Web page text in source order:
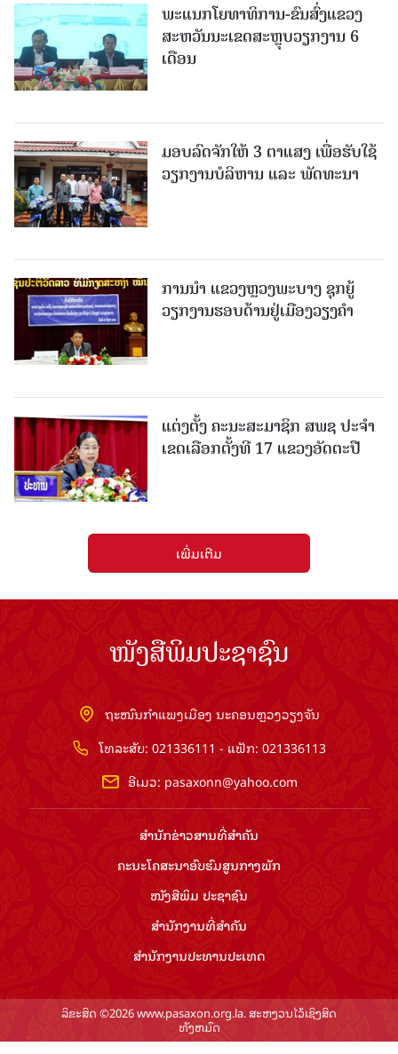
ພະແນກໂຍທາທິການ-ຂົນສົ່ງແຂວງ
ສະຫວັນນະເຂດສະຫຼຸບວຽກງານ 6
ເດືອນ
ມອບລົດຈັກໃຫ້ 3 ຕາແສງ ເພື່ອຮັບໃຊ້
ວຽກງານບໍລິຫານ ແລະ ພັດທະນາ
ການນຳ ແຂວງຫຼວງພະບາງ ຊຸກຍູ້
ວຽກງານຮອບດ້ານຢູ່ເມືອງວຽງຄໍາ
ແຕ່ງຕັ້ງ ຄະນະສະມາຊິກ ສພຊ ປະຈຳ
ເຂດເລືອກຕັ້ງທີ 17 ແຂວງອັດຕະປື
ເພີ່ມເຕີມ
ໜັງສືພິມປະຊາຊົນ
ຖະໜົນກຳແພງເມືອງ ນະຄອນຫຼວງວຽງຈັນ
ໂທລະສັບ: 021336111 - ແຟັກ: 021336113
ອີເມວ: pasaxonn@yahoo.com
ສຳ​ນັກ​ຂ່າວ​ສານ​ທີ່​ສຳ​ຄັນ​
ຄະນະໂຄສະນາອົບຮົມ​ສູນ​ກາງ​ພັກ
ໜັງສືພິມ ປະ​ຊາ​ຊົນ
ສຳ​ນັກ​ງານ​ທີ່​ສຳ​ຄັນ
ສຳ​ນັກ​ງານ​ປະ​ທານ​ປະ​ເທດ
ລິຂະສິດ ©2026 www.pasaxon.org.la. ສະຫງວນໄວ້ເຊິງສິດ
ທັງຫມົດ